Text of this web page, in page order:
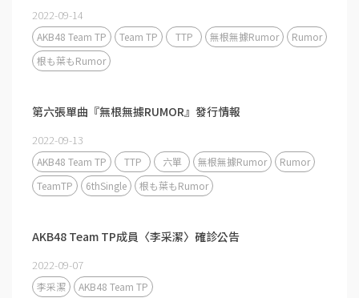
2022-09-14
AKB48 Team TP Team TP TTP 無根無據Rumor
Rumor
根も葉もRumor
第六張單曲『無根無據RUMOR』發行情報
2022-09-13
AKB48 Team TP TTP 六單 無根無據Rumor
Rumor
TeamTP
6thSingle 根も葉もRumor
AKB48 Team TP成員〈李采潔〉確診公告
2022-09-07
李采潔 AKB48 Team TP